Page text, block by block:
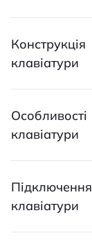
Конструкція
клавіатури
Особливості
клавіатури
Підключення
клавіатури